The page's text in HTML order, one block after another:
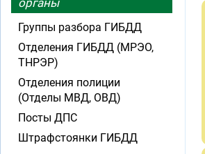
органы
Группы разбора ГИБДД
Отделения ГИБДД (МРЭО,
ТНРЭР)
Отделения полиции
(Отделы МВД, ОВД)
Посты ДПС
Штрафстоянки ГИБДД